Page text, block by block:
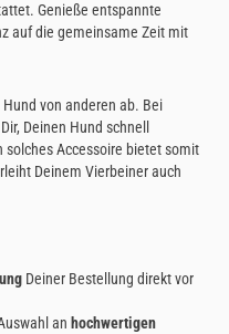
Genieße entspannte
auf die gemeinsame Zeit mit
von anderen ab. Bei
Deinen Hund schnell
Accessoire bietet somit
Deinem Vierbeiner auch
Deiner Bestellung direkt vor
an hochwertigen